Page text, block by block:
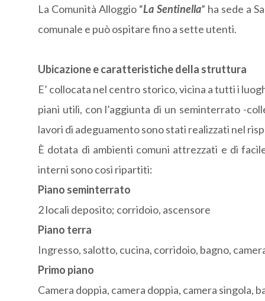
La Comunità Alloggio “La Sentinella” ha sede a
comunale e può ospitare fino a sette utenti.
Ubicazione e caratteristiche della struttura
E’ collocata nel centro storico, vicina a tutti i
piani utili, con l’aggiunta di un seminterrato -
lavori di adeguamento sono stati realizzati nel
È dotata di ambienti comuni attrezzati e di
interni sono così ripartiti:
Piano seminterrato
2 locali deposito; corridoio, ascensore
Piano terra
Ingresso, salotto, cucina, corridoio, bagno,
Primo piano
Camera doppia, camera doppia, camera singola,